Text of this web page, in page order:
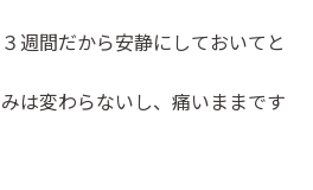
週間だから安静にしておいてと
は変わらないし、痛いままです